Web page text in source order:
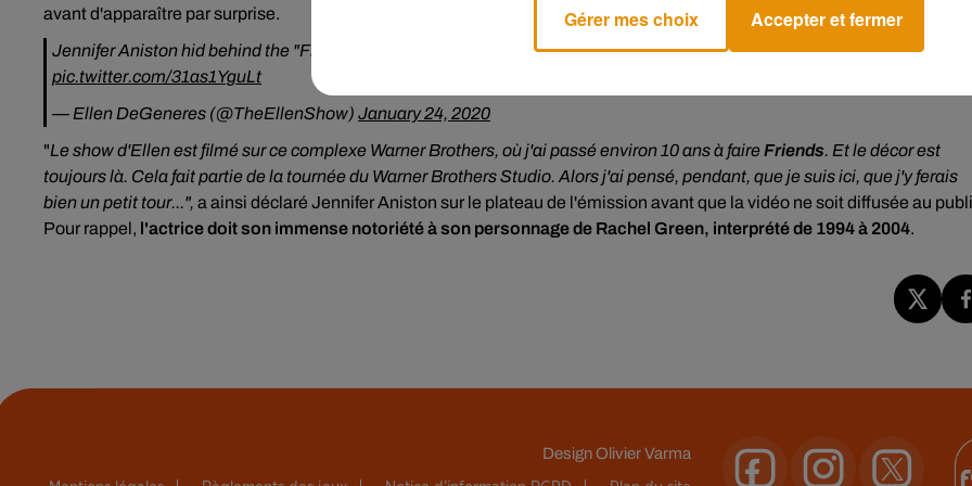
avant d'apparaître par surprise.
Jennifer Aniston hid behind the "Friends" couch on the Warner Bros. lot, and scared tourists.@WBTourHollywood
pic.twitter.com/31as1YguLt
— Ellen DeGeneres (@TheEllenShow) January 24, 2020
"Le show d'Ellen est filmé sur ce complexe Warner Brothers, où j'ai passé environ 10 ans à faireFriends. Et le décor est
toujours là. Cela fait partie de la tournée du Warner Brothers Studio. Alors j'ai pensé, pendant, que je suis ici, que j'y ferais
bien un petit tour...", a ainsi déclaré Jennifer Aniston sur le plateau de l'émission avant que la vidéo ne soit diffusée au
Pour rappel, l'actrice doit son immense notoriétéà son personnage de Rachel Green, interprété de 1994 à 2004.
DesignOlivier Varma
Gérer mes choix Accepter et fermer